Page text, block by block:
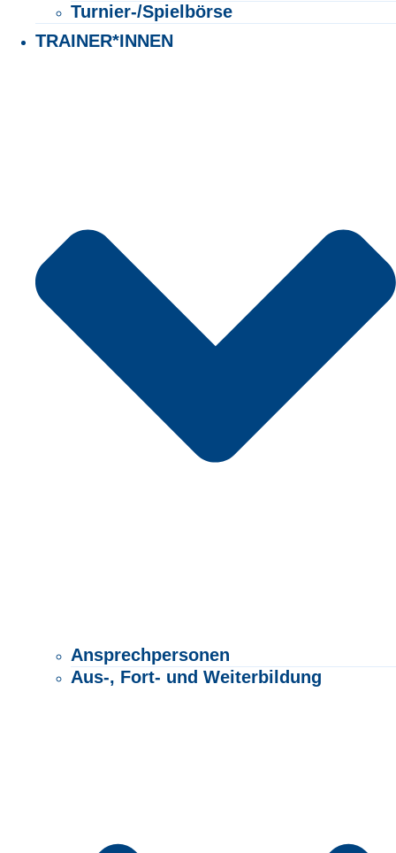
Turnier-/Spielbörse
TRAINER*INNEN
Ansprechpersonen
Aus-, Fort- und Weiterbildung